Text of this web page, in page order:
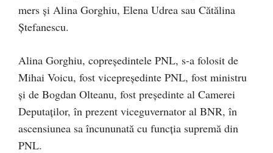
mers și Alina Gorghiu, Elena Udrea sau Cătălina
Ștefanescu.
Alina Gorghiu, copreședintele PNL, s-a folosit de
Mihai Voicu, fost vicepreședinte PNL, fost ministru
și de Bogdan Olteanu, fost președinte al Camerei
Deputaților, în prezent viceguvernator al BNR, în
ascensiunea sa încununată cu funcția supremă din
PNL.